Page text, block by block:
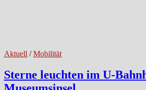
Aktuell /Mobilität
Sterne leuchten im U-